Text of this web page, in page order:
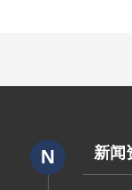
N 新闻